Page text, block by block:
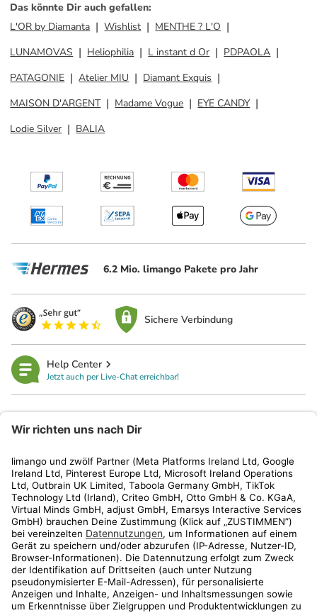
Das könnte Dir auch gefallen:
L'OR by Diamanta
Wishlist
MENTHE ? L'O
LUNAMOVAS
Heliophilia L instant d Or
PDPAOLA
PATAGONIE
Atelier MIU
Diamant Exquis
MAISON D'ARGENT
Madame Vogue
EYE CANDY
Lodie Silver
BALIA
6.2 Mio. limango Pakete pro Jahr
Sichere Verbindung
Help Center
Jetzt auch per Live-Chat erreichbar!
Kundenservice
Shop
Aktionen
Travel